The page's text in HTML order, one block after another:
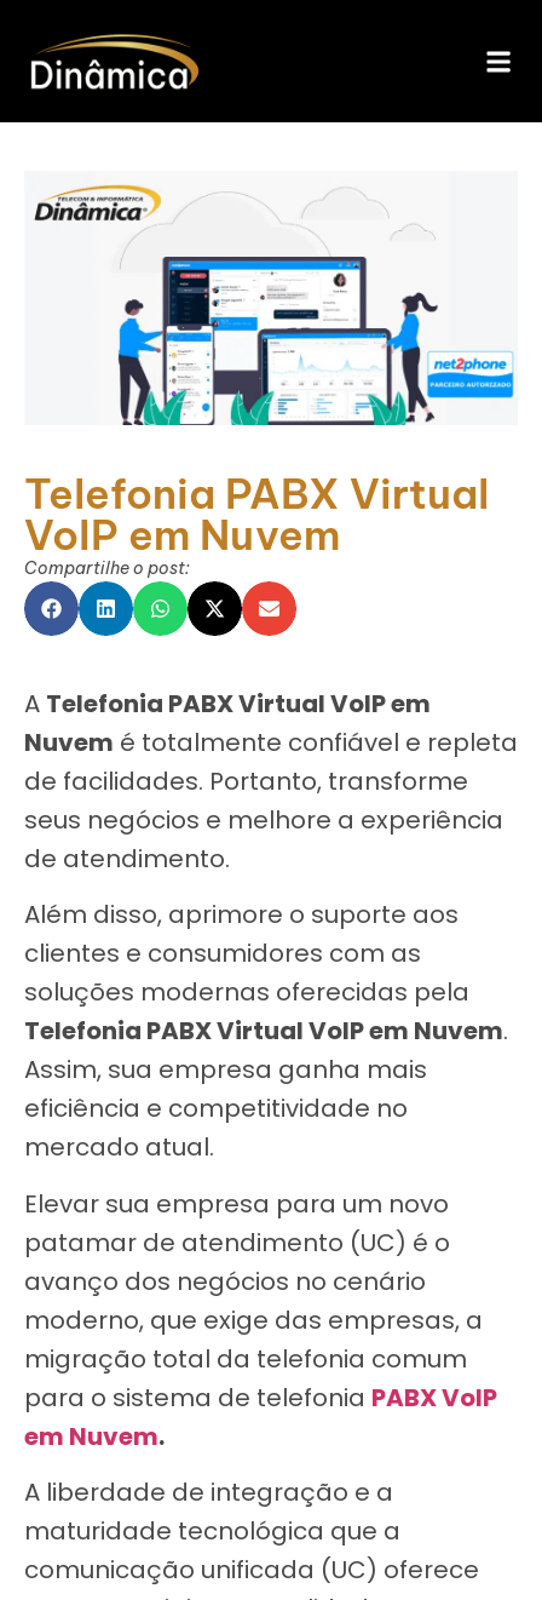
Telefonia PABX Virtual
VoIP em Nuvem
Compartilhe o post:
A Telefonia PABX Virtual VoIP em
Nuvem é totalmente confiável e repleta
de facilidades. Portanto, transforme
seus negócios e melhore a experiência
de atendimento.
Além disso, aprimore o suporte aos
clientes e consumidores com as
soluções modernas oferecidas pela
Telefonia PABX Virtual VoIP em Nuvem.
Assim, sua empresa ganha mais
eficiência e competitividade no
mercado atual.
Elevar sua empresa para um novo
patamar de atendimento (UC) é o
avanço dos negócios no cenário
moderno, que exige das empresas, a
migração total da telefonia comum
para o sistema de telefonia PABX VoIP
em Nuvem.
A liberdade de integração e a
maturidade tecnológica que a
comunicação unificada (UC) oferece